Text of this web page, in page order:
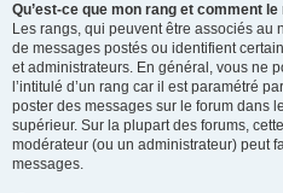
Qu’est-ce que mon rang et comment
Les rangs, qui peuvent être associés au
de messages postés ou identifient
et administrateurs. En général, vous ne
l’intitulé d’un rang car il est paramétré
poster des messages sur le forum dans
supérieur. Sur la plupart des forums,
modérateur (ou un administrateur) peut
messages.